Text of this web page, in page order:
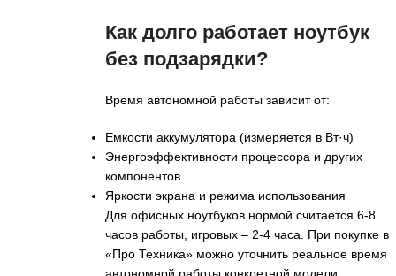
Как долго работает ноутбук
без подзарядки?
Время автономной работы зависит от:
Емкости аккумулятора (измеряется в Вт·ч)
Энергоэффективности процессора и других
компонентов
Яркости экрана и режима использования
Для офисных ноутбуков нормой считается 6-8
часов работы, игровых – 2-4 часа. При покупке в
«Про Техника» можно уточнить реальное время